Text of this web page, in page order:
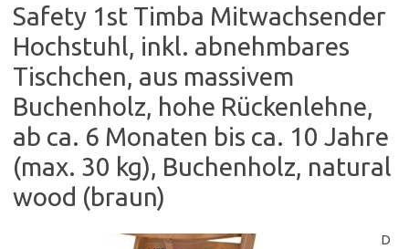
Safety 1st Timba Mitwachsender
Hochstuhl, inkl. abnehmbares
Tischchen, aus massivem
Buchenholz, hohe Rückenlehne,
ab ca. 6 Monaten bis ca. 10 Jahre
(max. 30 kg), Buchenholz, natural
wood (braun)
D